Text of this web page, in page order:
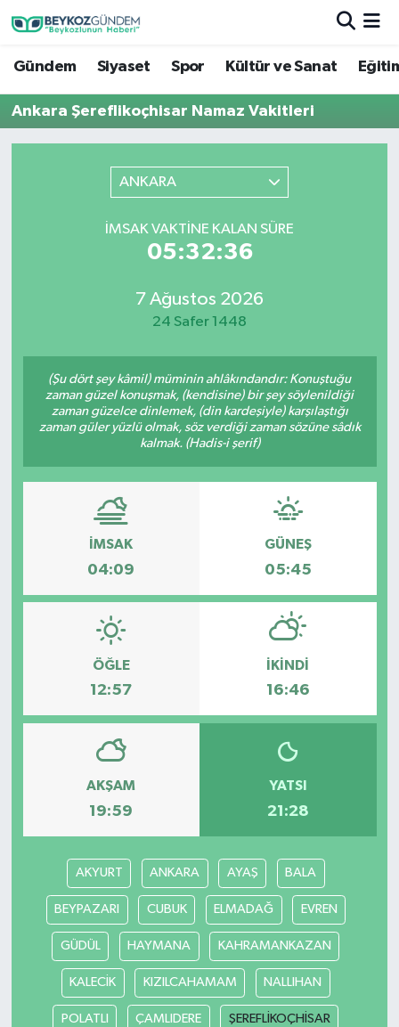
Gündem Siyaset Spor Kültür ve Sanat
Ankara Şereflikoçhisar Namaz Vakitleri
ANKARA
İMSAK VAKTINE KALAN SÜRE
05:32:36
7 Ağustos 2026
24 Safer 1448
(Şu dört şey kâmil) müminin ahlâkındandır: Konuştuğu
zaman güzel konuşmak, (kendisine) bir şey söylenildiği
zaman güzelce dinlemek, (din kardeşiyle) karşılaştığı
zaman güler yüzlü olmak, söz verdiği zaman sözüne sâdık
kalmak. (Hadis-i şerif)
İMSAK
04:09
GÜNEŞ
05:45
ÖĞLE
12:57
İKINDI
16:46
AKŞAM
19:59
YATSI
21:28
AKYURT ANKARA AYAŞ BALA
BEYPAZARI CUBUK ELMADAĞ EVREN
GÜDÜL HAYMANA KAHRAMANKAZAN
KALECİK KIZILCAHAMAM NALLIHAN
POLATLI ÇAMLIDERE ŞEREFLİKOÇHİSAR
Hava Durumu
Trafik Durumu
Son Dakika Haberleri